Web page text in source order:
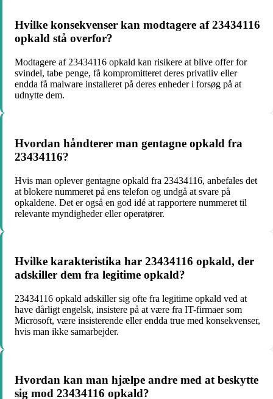
Hvilke konsekvenser kan modtagere af 23434116
opkald stå overfor?
Modtagere af 23434116 opkald kan risikere at blive offer for
svindel, tabe penge, få kompromitteret deres privatliv eller
endda få malware installeret på deres enheder i forsøg på at
udnytte dem.
Hvordan håndterer man gentagne opkald fra
23434116?
Hvis man oplever gentagne opkald fra 23434116, anbefales det
at blokere nummeret på ens telefon og undgå at svare på
opkaldene. Det er også en god idé at rapportere nummeret til
relevante myndigheder eller operatører.
Hvilke karakteristika har 23434116 opkald, der
adskiller dem fra legitime opkald?
23434116 opkald adskiller sig ofte fra legitime opkald ved at
have dårligt engelsk, insistere på at være fra IT-firmaer som
Microsoft, være insisterende eller endda true med konsekvenser,
hvis man ikke samarbejder.
Hvordan kan man hjælpe andre med at beskytte
sig mod 23434116 opkald?